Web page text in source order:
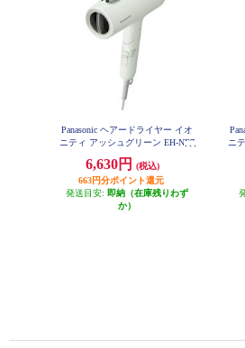
Panasonic ヘアードライヤー イオ
ニティ アッシュグリーン EH-NE7
6,630円
(税込)
663円分ポイント還元
発送目安: 即納（在庫残りわず
か）
ニ